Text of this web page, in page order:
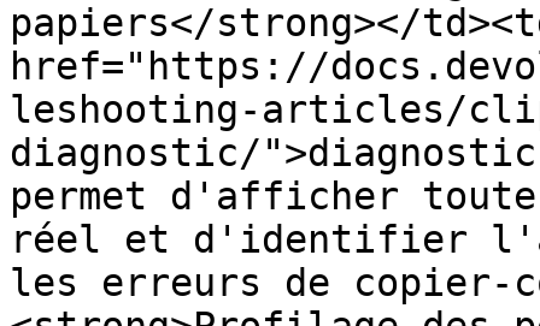
papiers</strong></
href="https://
leshooting-articles/
diagnostic/
permet d'afficher
réel et d'identifier
les erreurs de copier-